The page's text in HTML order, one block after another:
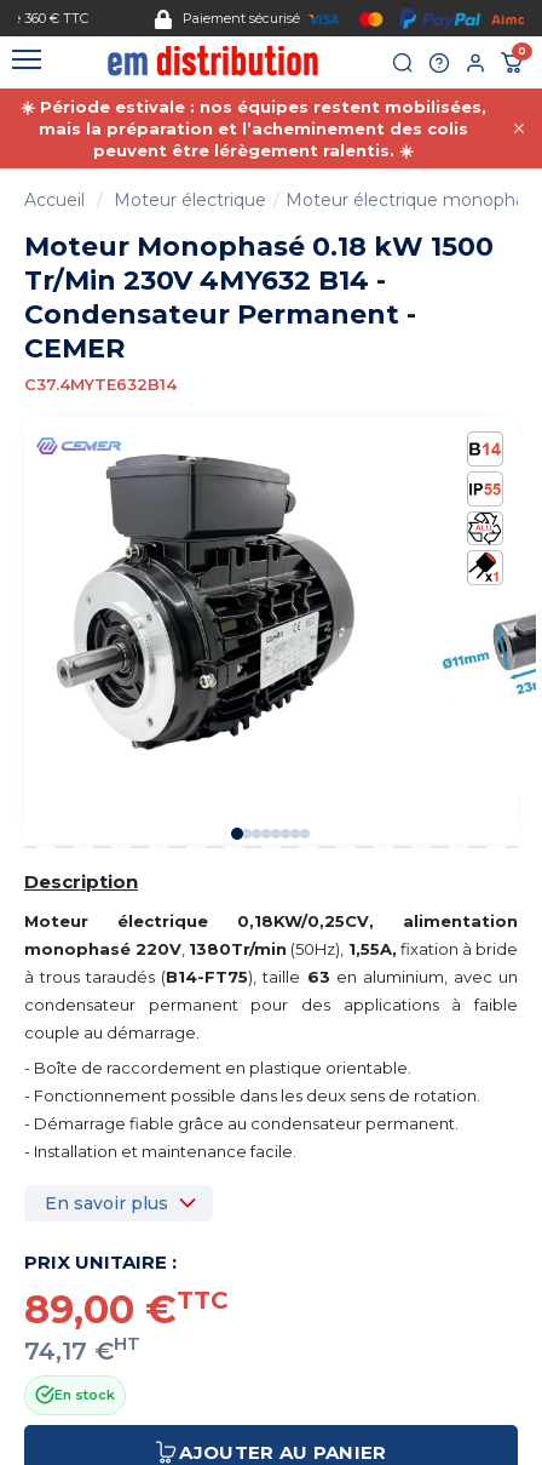
Paiement sécurisé
0
☀️ Période estivale : nos équipes restent mobilisées,
mais la préparation et l’acheminement des colis
peuvent être lérègement ralentis. ☀️
Accueil Moteur électrique Moteur électrique
Moteur Monophasé 0.18 kW 1500
Tr/Min 230V 4MY632 B14 -
Condensateur Permanent -
CEMER
C37.4MYTE632B14
Description
Moteur électrique 0,18KW/0,25CV, alimentation
monophasé 220V 1380Tr/min (50Hz), 1,55A, fixation à bride
à trous taraudés (B14-FT75), taille 63 en aluminium, avec un
condensateur permanent pour des applications à faible
couple au démarrage.
- Boîte de raccordement en plastique orientable.
- Fonctionnement possible dans les deux sens de rotation.
- Démarrage fiable grâce au condensateur permanent.
- Installation et maintenance facile.
En savoir plus
PRIX UNITAIRE :
89,00 €TTC
74,17 €HT
En stock
AJOUTER AU PANIER
Gestion des cookies